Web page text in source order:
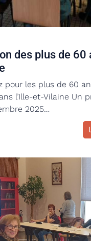
des plus de 60
pour les plus de 60
l’Ille-et-Vilaine Un
2025…